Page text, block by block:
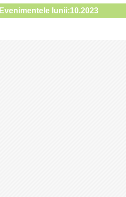
Evenimentele lunii:10.2023